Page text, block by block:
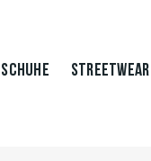
SCHUHE STREETWEAR